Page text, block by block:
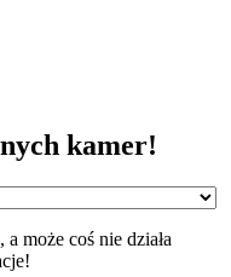
kamer!
może coś nie działa